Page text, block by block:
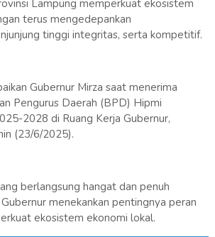
Lampung memperkuat ekosistem
terus mengedepankan
tinggi integritas, serta kompetitif.
Gubernur Mirza saat menerima
Pengurus Daerah (BPD) Hipmi
2028 di Ruang Kerja Gubernur,
(23/6/2025).
berlangsung hangat dan penuh
menekankan pentingnya peran
ekosistem ekonomi lokal.